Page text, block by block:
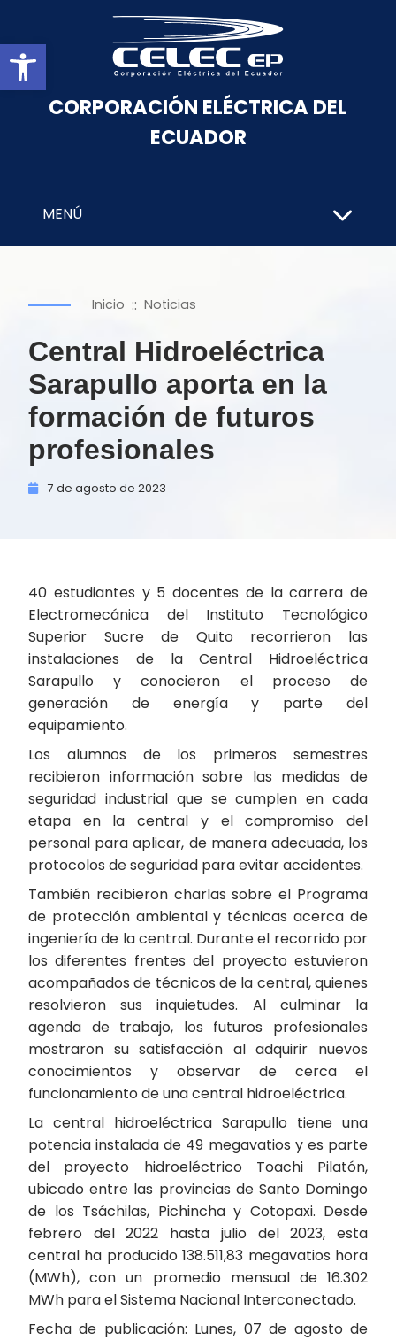
Abrir barra de herramientas
CORPORACIÓN ELÉCTRICA DEL
ECUADOR
MENÚ
Inicio :: Noticias
Central Hidroeléctrica
Sarapullo aporta en la
formación de futuros
profesionales
7 de agosto de 2023
40 estudiantes y 5 docentes de la carrera de
Electromecánica del Instituto Tecnológico
Superior Sucre de Quito recorrieron las
instalaciones de la Central Hidroeléctrica
Sarapullo y conocieron el proceso de
generación de energía y parte del
equipamiento.
Los alumnos de los primeros semestres
recibieron información sobre las medidas de
seguridad industrial que se cumplen en cada
etapa en la central y el compromiso del
personal para aplicar, de manera adecuada, los
protocolos de seguridad para evitar accidentes.
También recibieron charlas sobre el Programa
de protección ambiental y técnicas acerca de
ingeniería de la central. Durante el recorrido por
los diferentes frentes del proyecto estuvieron
acompañados de técnicos de la central, quienes
resolvieron sus inquietudes. Al culminar la
agenda de trabajo, los futuros profesionales
mostraron su satisfacción al adquirir nuevos
conocimientos y observar de cerca el
funcionamiento de una central hidroeléctrica.
La central hidroeléctrica Sarapullo tiene una
potencia instalada de 49 megavatios y es parte
del proyecto hidroeléctrico Toachi Pilatón,
ubicado entre las provincias de Santo Domingo
de los Tsáchilas, Pichincha y Cotopaxi. Desde
febrero del 2022 hasta julio del 2023, esta
central ha producido 138.511,83 megavatios hora
(MWh), con un promedio mensual de 16.302
MWh para el Sistema Nacional Interconectado.
Fecha de publicación: Lunes, 07 de agosto de